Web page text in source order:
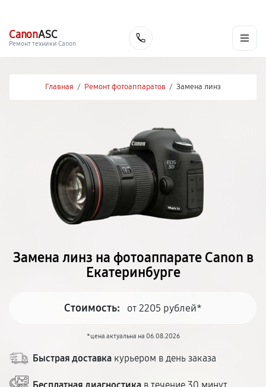
CanonASC
Ремонт техники Canon
Главная / Ремонт фотоаппаратов / Замена линз
Замена линз на фотоаппарате Canon в
Екатеринбурге
Стоимость: от 2205 рублей*
*цена актуальна на 06.08.2026
Быстрая доставка курьером в день заказа